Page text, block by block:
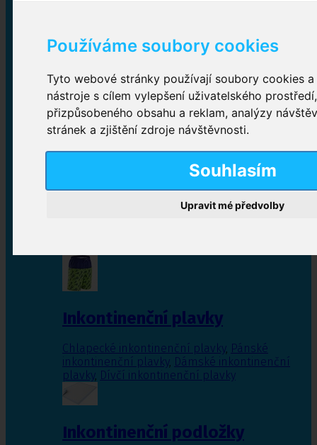
Používáme soubory cookies
Tyto webové stránky používají soubory cookies
nástroje s cílem vylepšení uživatelského
přizpůsobeného obsahu a reklam, analýzy
stránek a zjištění zdroje návštěvnosti.
Souhlasím
Upravit mé předvolby
Inkontinenční kalhotky
Plenkové kalhotky navlékací,Plenkové kalhotky
zalepovací,Inkontinenční kalhotky dámské
Inkontinenční vložky
Inkontinenční plavky
Chlapecké inkontinenční plavky, Pánské
inkontinenční plavky, Dámské inkontinenční
plavky, Dívčí inkontinenční plavky
Inkontinenční podložky